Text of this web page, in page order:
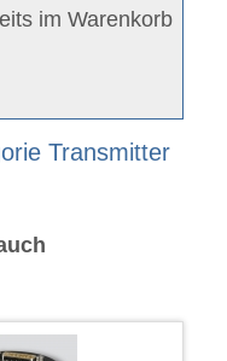
im Warenkorb
Transmitter